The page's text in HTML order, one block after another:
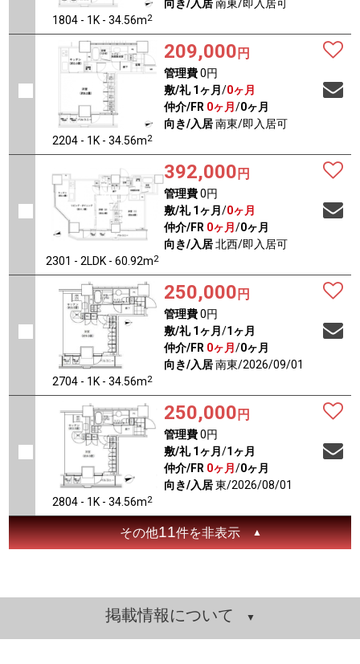
1804 - 1K - 34.56m2
向き/入居南東/即入居可
2204 - 1K - 34.56m2
209,000 円
管理費0円
敷/礼 1ヶ月 /0ヶ月
仲介/FR 0ヶ月 /0ヶ月
向き/入居南東/即入居可
2301 - 2LDK - 60.92m2
392,000 円
管理費0円
敷/礼 1ヶ月 /0ヶ月
仲介/FR 0ヶ月 /0ヶ月
向き/入居北西/即入居可
2704 - 1K - 34.56m2
250,000 円
管理費0円
敷/礼 1ヶ月 /1ヶ月
仲介/FR 0ヶ月 /0ヶ月
向き/入居南東/2026/09/01
2804 - 1K - 34.56m2
250,000 円
管理費0円
敷/礼 1ヶ月 /1ヶ月
仲介/FR 0ヶ月 /0ヶ月
向き/入居東/2026/08/01
その他11件を非表示
掲載情報について